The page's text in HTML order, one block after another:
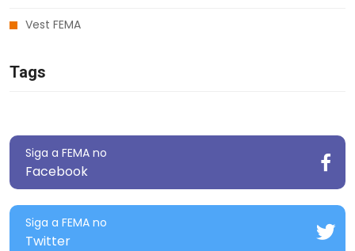
Vest FEMA
Tags
Siga a FEMA no
Facebook
Siga a FEMA no
Twitter